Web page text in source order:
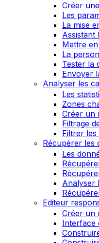
Créer
Les
La mise
Assistant
Mettre
La
Tester la
Envoyer
Analyser les
Les
Zones
Créer un
Filtrage
Filtrer
Récupérer les
Les
Analyser
Editeur
Créer un
Interface